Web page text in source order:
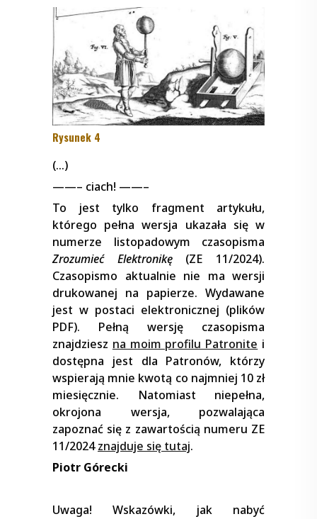
Rysunek 4
(…)
——– ciach! ——–
To jest tylko fragment artykułu,
którego pełna wersja ukazała się w
numerze listopadowym czasopisma
Zrozumieć Elektronikę(ZE 11/2024).
Czasopismo aktualnie nie ma wersji
drukowanej na papierze. Wydawane
jest w postaci elektronicznej (plików
PDF). Pełną wersję czasopisma
znajdziesz na moim profilu Patronite i
dostępna jest dla Patronów, którzy
wspierają mnie kwotą co najmniej 10 zł
miesięcznie. Natomiast niepełna,
okrojona wersja, pozwalająca
zapoznać się z zawartością numeru ZE
11/2024znajduje się tutaj.
Piotr Górecki
Uwaga! Wskazówki, jak nabyć